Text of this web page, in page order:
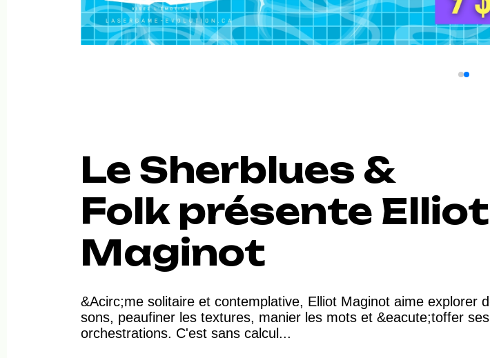
Le Sherblues &
Folk présente Elliot
Maginot
&Acirc;me solitaire et contemplative, Elliot Maginot aime explorer
sons, peaufiner les textures, manier les mots et &eacute;toffer ses
orchestrations. C'est sans calcul...